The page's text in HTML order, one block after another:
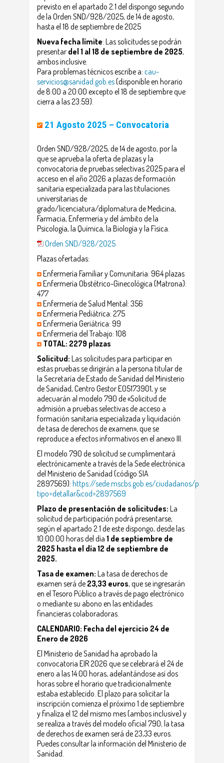
previsto en el apartado 2.1 del dispongo segundo
de la Orden SND/928/2025, de 14 de agosto,
hasta el 18 de septiembre de 2025
Nueva fecha límite: Las solicitudes se podrán
presentar del 1 al 18 de septiembre de 2025,
ambos inclusive.
Para problemas técnicos escribe a: cau-
servicios@sanidad.gob.es(disponible en horario
de 8:00 a 20:00 excepto el 18 de septiembre que
cierra a las 23:59).
21 Agosto 2025 – Convocatoria
Orden SND/928/2025, de 14 de agosto, por la
que se aprueba la oferta de plazas y la
convocatoria de pruebas selectivas 2025 para el
acceso en el año 2026 a plazas de formación
sanitaria especializada para las titulaciones
universitarias de
grado/licenciatura/diplomatura de Medicina,
Farmacia, Enfermería y del ámbito de la
Psicología, la Química, la Biología y la Física.
Orden SND/928/2025
Plazas ofertadas:
Enfermería Familiar y Comunitaria: 964 plazas
Enfermería Obstétrico-Ginecológica (Matrona):
477
Enfermería de Salud Mental: 356
Enfermería Pediátrica: 275
Enfermería Geriátrica: 99
Enfermería del Trabajo: 108
TOTAL: 2279 plazas
Solicitud: Las solicitudes para participar en
estas pruebas se dirigirán a la persona titular de
la Secretaría de Estado de Sanidad del Ministerio
de Sanidad, Centro Gestor E05173901, y se
adecuarán al modelo 790 de «Solicitud de
admisión a pruebas selectivas de acceso a
formación sanitaria especializada y liquidación
de tasa de derechos de examen», que se
reproduce a efectos informativos en el anexo III.
El modelo 790 de solicitud se cumplimentará
electrónicamente a través de la Sede electrónica
del Ministerio de Sanidad (código SIA
2897569): https://sede.mscbs.gob.es/ciudadanos/
tipo=detallar&cod=2897569
Plazo de presentación de solicitudes: La
solicitud de participación podrá presentarse,
según el apartado 2.1 de este dispongo, desde las
10:00:00 horas del día 1 de septiembre de
2025 hasta el día 12 de septiembre de
2025.
Tasa de examen: La tasa de derechos de
examen será de 23,33 euros, que se ingresarán
en el Tesoro Público a través de pago electrónico
o mediante su abono en las entidades
financieras colaboradoras.
CALENDARIO: Fecha del ejercicio 24 de
Enero de 2026
El Ministerio de Sanidad ha aprobado la
convocatoria EIR 2026 que se celebrará el 24 de
enero a las 14:00 horas, adelantándose así dos
horas sobre el horario que tradicionalmente
estaba establecido. El plazo para solicitar la
inscripción comienza el próximo 1 de septiembre
y finaliza el 12 del mismo mes (ambos inclusive) y
se realiza a través del modelo oficial 790; la tasa
de derechos de examen será de 23,33 euros.
Puedes consultar la información del Ministerio de
Sanidad.